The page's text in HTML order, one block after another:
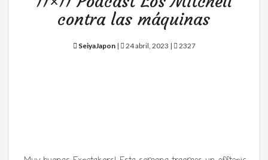
contra las máquinas
SeiyaJapon| 24 abril, 2023 | 2327